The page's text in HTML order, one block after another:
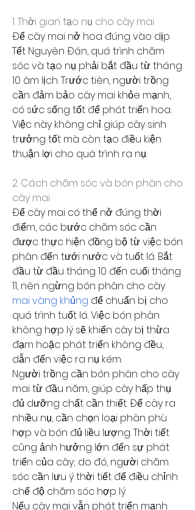
1. Thời gian tạo nụ cho cây mai
Để cây mai nở hoa đúng vào dịp
Tết Nguyên Đán, quá trình chăm
sóc và tạo nụ phải bắt đầu từ tháng
10 âm lịch. Trước tiên, người trồng
cần đảm bảo cây mai khỏe mạnh,
có sức sống tốt để phát triển hoa.
Việc này không chỉ giúp cây sinh
trưởng tốt mà còn tạo điều kiện
thuận lợi cho quá trình ra nụ.
2. Cách chăm sóc và bón phân cho
cây mai
Để cây mai có thể nở đúng thời
điểm, các bước chăm sóc cần
được thực hiện đồng bộ từ việc bón
phân đến tưới nước và tuốt lá. Bắt
đầu từ đầu tháng 10 đến cuối tháng
mai vàng khủng để chuẩn bị cho
quá trình tuốt lá. Việc bón phân
không hợp lý sẽ khiến cây bị thừa
đạm hoặc phát triển không đều,
dẫn đến việc ra nụ kém.
Người trồng cần bón phân cho cây
mai từ đầu năm, giúp cây hấp thụ
đủ dưỡng chất cần thiết. Để cây ra
nhiều nụ, cần chọn loại phân phù
hợp và bón đủ liều lượng. Thời tiết
cũng ảnh hưởng lớn đến sự phát
triển của cây; do đó, người chăm
sóc cần lưu ý thời tiết để điều chỉnh
chế độ chăm sóc hợp lý.
Nếu cây mai vẫn phát triển mạnh